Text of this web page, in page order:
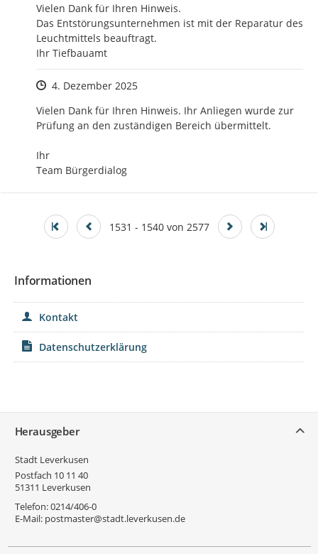
Vielen Dank für Ihren Hinweis.
Das Entstörungsunternehmen ist mit der Reparatur des
Leuchtmittels beauftragt.
Ihr Tiefbauamt
Zeitpunkt des Erstellens
4. Dezember 2025
Vielen Dank für Ihren Hinweis. Ihr Anliegen wurde zur
Prüfung an den zuständigen Bereich übermittelt.
Ihr
Team Bürgerdialog
1531 - 1540 von 2577
Informationen
Kontakt
Datenschutzerklärung
Herausgeber
Stadt Leverkusen
Postfach 10 11 40
51311 Leverkusen
Telefon:0214/406-0
E-Mail: postmaster@stadt.leverkusen.de